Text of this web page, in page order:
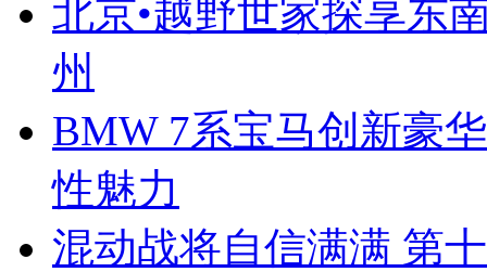
北京•越野世家探享东
州
BMW 7系宝马创新豪
性魅力
混动战将自信满满 第